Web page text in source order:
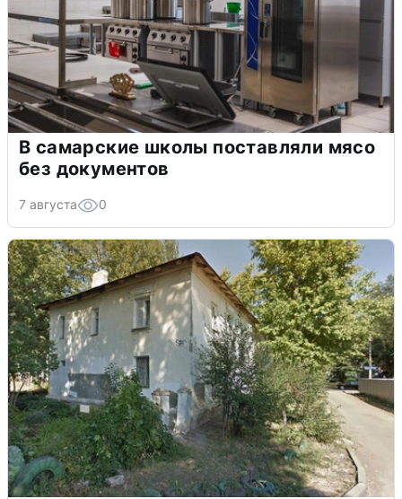
В самарские школы поставляли мясо
без документов
7 августа 0